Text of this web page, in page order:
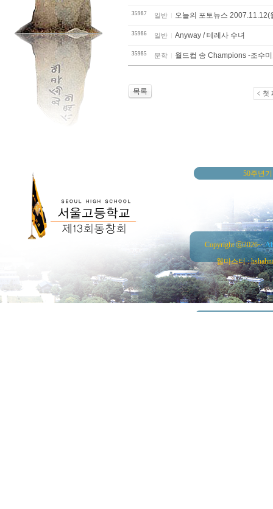
35987 일반 오늘의 포토뉴스 2007.11.12(
35986 일반 Anyway / 테레사 수녀
35985 문학 월드컵 송
목록 첫
50주년
Copyright ⓒ2026~
웹마스터 :